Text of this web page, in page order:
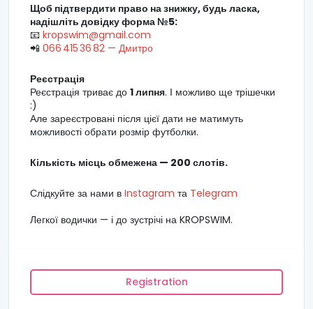
Щоб підтвердити право на знижку, будь ласка,
надішліть довідку форма №5:
📧 kropswim@gmail.com
📲 066 415 36 82 — Дмитро
Реєстрація
Реєстрація триває до 1 липня. І можливо ще трішечки
:)
Але зареєстровані після цієї дати не матимуть
можливості обрати розмір футболки.
Кількість місць обмежена — 200 слотів.
Слідкуйте за нами в Instagram та Telegram
Легкої водички — і до зустрічі на KROPSWIM.
Registration